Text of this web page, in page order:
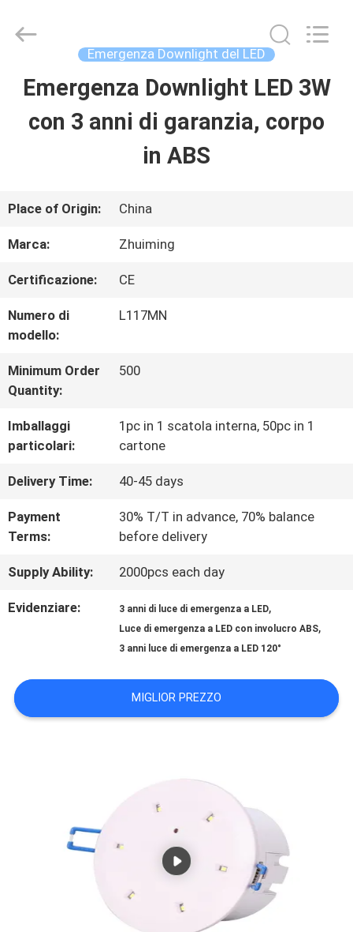
CASA
CIRCA
NOI
DELLA
FABBRICA
CONTROLLO
DI
QUALITÀ
CONTATTICI
RICHIEDA
MAPPA
NORME
Hangzhou
Dreamy
Emergenza Downlight del LED
Emergenza Downlight LED 3W
con 3 anni di garanzia, corpo
in ABS
Place of Origin: China
Marca: Zhuiming
Certificazione: CE
Numero di
modello:
L117MN
Minimum Order
Quantity:
500
Imballaggi
particolari:
1pc in 1 scatola interna, 50pc in 1
cartone
Delivery Time: 40-45 days
Payment
Terms:
30% T/T in advance, 70% balance
before delivery
Supply Ability: 2000pcs each day
Evidenziare: 3 anni di luce di emergenza a LED,
Luce di emergenza a LED con involucro ABS,
3 anni luce di emergenza a LED 120°
MIGLIOR PREZZO